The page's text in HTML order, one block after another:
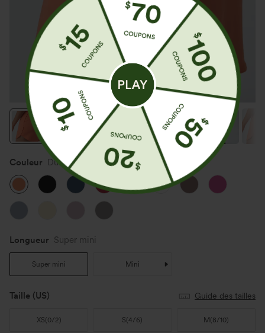
Couleur Dusty Orange
Longueur Super mini
Super mini Mini
Taille (US) Guide des tailles
XS(0/2) S(4/6) M (8/10)